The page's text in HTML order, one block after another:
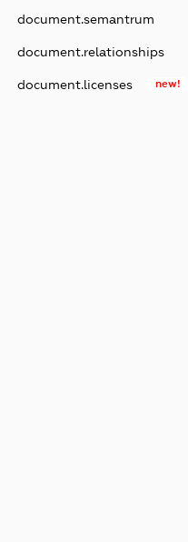
document.semantrum
document.relationships
document.licenses new!